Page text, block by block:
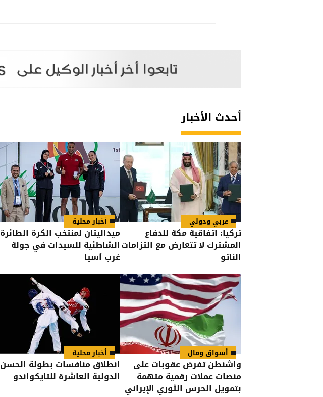
أحدث الأخبار
عربي ودولي
تركيا: اتفاقية مكة للدفاع
المشترك لا تتعارض مع التزامات
الناتو
أخبار محلية
ميداليتان لمنتخب الكرة الطائرة
الشاطئية للسيدات في جولة
غرب آسيا
أسواق ومال
واشنطن تفرض عقوبات على
منصات عملات رقمية متهمة
بتمويل الحرس الثوري الإيراني
أخبار محلية
انطلاق منافسات بطولة الحسن
الدولية العاشرة للتايكواندو